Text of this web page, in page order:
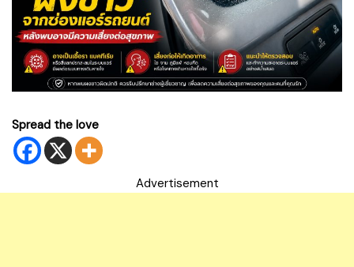
Spread the love
Advertisement